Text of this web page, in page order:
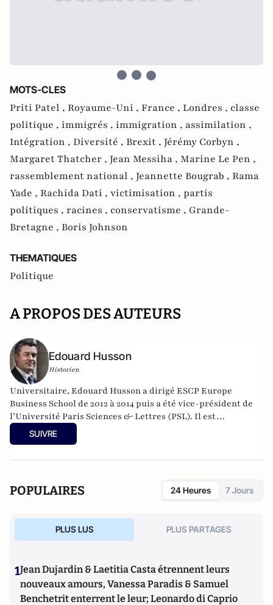
MOTS-CLES
Priti Patel , Royaume-Uni , France , Londres , classe
politique , immigrés , immigration , assimilation ,
Intégration , Diversité , Brexit , Jérémy Corbyn ,
Margaret Thatcher , Jean Messiha , Marine Le Pen ,
rassemblement national , Jeannette Bougrab , Rama
Yade , Rachida Dati , victimisation , partis
politiques , racines , conservatisme , Grande-
Bretagne , Boris Johnson
THEMATIQUES
Politique
A PROPOS DES AUTEURS
Edouard Husson
Historien
Universitaire, Edouard Husson a dirigé ESCP Europe
Business School de 2012 à 2014puis a été vice-président de
l’Université Paris Sciences & Lettres (PSL). Il est
actuellement professeur à l’Institut Franco-Allemand
d’Etudes Européennes (à l’Université de Cergy-Pontoise).
d’ouvrages et de nombreux articles sur l’histoire de
mondialisations, l’histoire de la monnaie, l’histoire du
nazisme et des autres violences de masse au XXème siècle
ou l’histoire des relations internationales et des conflits
Benjamin Disraëli.
SUIVRE
POPULAIRES 24 Heures 7 Jours
PLUS LUS PLUS PARTAGES
1Jean Dujardin & Laetitia Casta étrennent leurs
nouveaux amours, Vanessa Paradis & Samuel
Benchetrit enterrent le leur; Leonardo di Caprio